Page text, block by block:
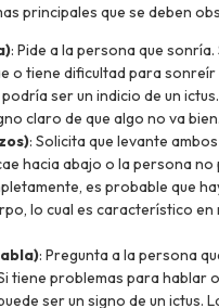
principales que se deben
: Pide a la persona que sonría.
o tiene dificultad para
ser un indicio de un
claro de que algo no va bien.
: Solicita que levante
hacia abajo o la persona no
es probable que
lo cual es característico en
: Pregunta a la persona
tiene problemas para hablar
ser un signo de un ictus.